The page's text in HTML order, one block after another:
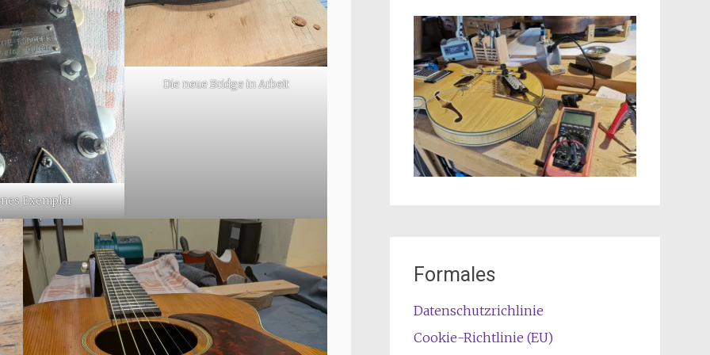
Exemplar
Die neue Bridge in Arbeit
Formales
Datenschutzrichlinie
Cookie-Richtlinie (EU)